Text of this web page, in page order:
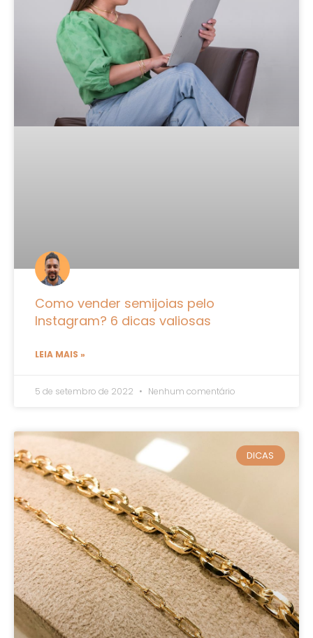
Como vender semijoias pelo
Instagram? 6 dicas valiosas
LEIA MAIS »
5 de setembro de 2022 Nenhum comentário
DICAS